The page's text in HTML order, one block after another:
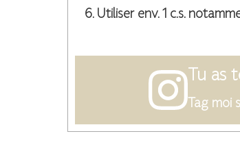
Utiliser env. 1 c.s.
Tu as
Tag